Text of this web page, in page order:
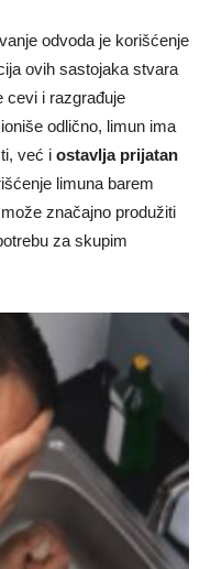
odvoda je korišćenje
ovih sastojaka stvara
cevi i razgrađuje
odlično, limun ima
već i ostavlja prijatan
limuna barem
značajno produžiti
za skupim